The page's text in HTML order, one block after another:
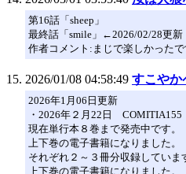
第16話「sheep」
最終話「smile」←2026/02/28更新
作者コメント:まじで楽しかった
2026/01/08 04:58:49 すこやか
2026年1月06日更新
・2026年２月22日
現在単行本８巻まで発売中です。
上下巻の電子書籍になりました。
それぞれ２～３冊分収録していま
上下巻の電子書籍になりました。